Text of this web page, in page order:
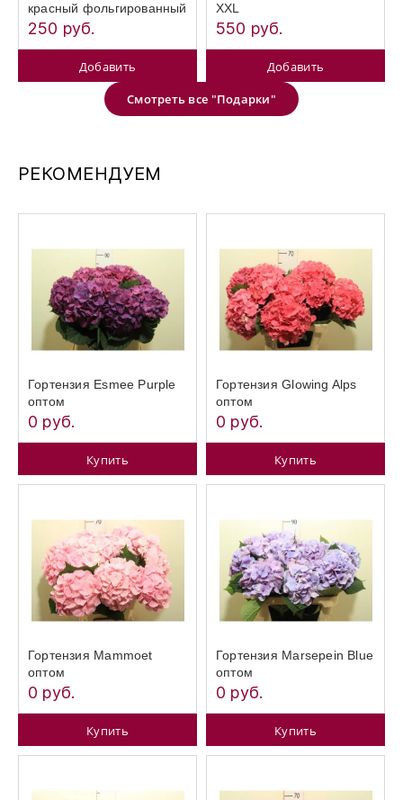
красный фольгированный
250 руб.
Добавить
XXL
550 руб.
Добавить
Смотреть все "Подарки"
РЕКОМЕНДУЕМ
Гортензия Esmee Purple
оптом
0 руб.
Купить
Гортензия Glowing Alps
оптом
0 руб.
Купить
Гортензия Mammoet
оптом
0 руб.
Купить
Гортензия Marsepein Blue
оптом
0 руб.
Купить